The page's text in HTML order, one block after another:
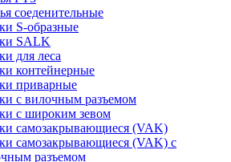
соеденительные
S-образные
SALK
для леса
контейнерные
приварные
с вилочным разъемом
с широким зевом
самозакрывающиеся (VAK)
самозакрывающиеся (VAK) с
разъемом